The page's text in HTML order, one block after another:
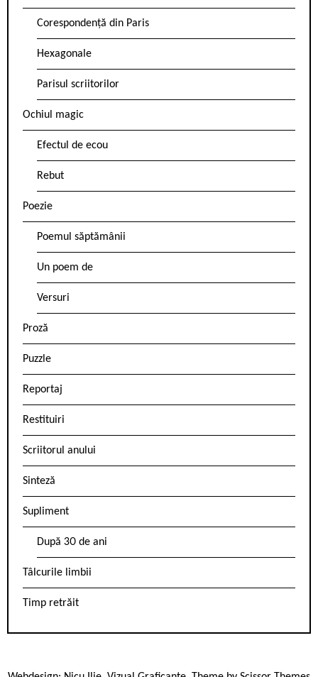
Corespondență din Paris
Hexagonale
Parisul scriitorilor
Ochiul magic
Efectul de ecou
Rebut
Poezie
Poemul săptămânii
Un poem de
Versuri
Proză
Puzzle
Reportaj
Restituiri
Scriitorul anului
Sinteză
Supliment
După 30 de ani
Tâlcurile limbii
Timp retrăit